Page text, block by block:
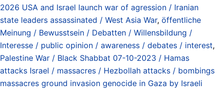
2026 USA and Israel launch war of agression / Iranian
state leaders assassinated / West Asia War, öffentliche
Meinung / Bewusstsein / Debatten / Willensbildung /
Interesse / public opinion / awareness / debates / interest,
Palestine War / Black Shabbat 07-10-2023 / Hamas
attacks Israel / massacres / Hezbollah attacks / bombings
massacres ground invasion genocide in Gaza by Israeli